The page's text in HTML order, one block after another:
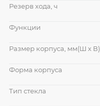
Резерв хода, ч
Функции
Размер корпуса, мм(Ш х В)
Форма корпуса
Тип стекла